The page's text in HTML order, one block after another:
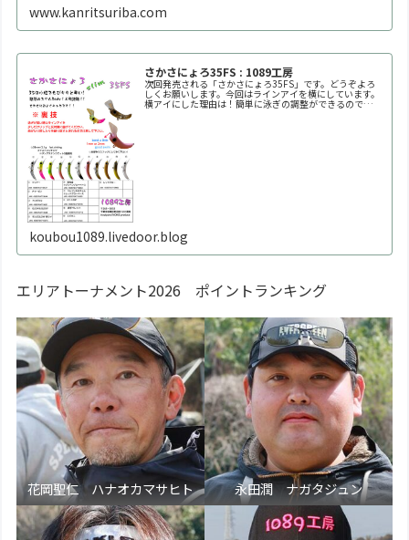
www.kanritsuriba.com
さかさにょろ35FS : 1089工房
次回発売される「さかさにょろ35FS」です。どうぞよろ
しくお願いします。今回はラインアイを横にしています。
横アイにした理由は！簡単に泳ぎの調整ができるので
koubou1089.livedoor.blog
エリアトーナメント2026 ポイントランキング
花岡聖仁 ハナオカマサヒト 永田潤 ナガタジュン